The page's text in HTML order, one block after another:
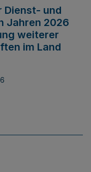
Dienst- und
Jahren 2026
weiterer
im Land